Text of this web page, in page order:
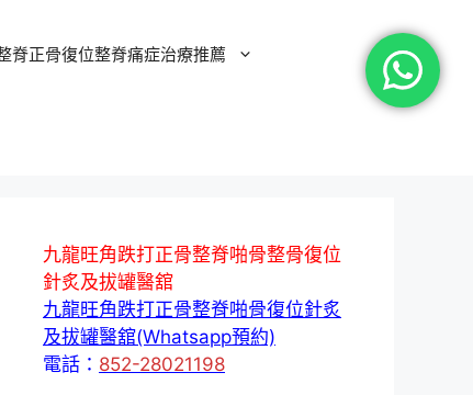
脊正骨復位整脊痛症治療推薦
九龍旺角跌打正骨整脊啪骨整骨復位
針炙及拔罐醫舘
九龍旺角跌打正骨整脊啪骨復位針炙
及拔罐醫舘(Whatsapp預約)
電話： 852-28021198